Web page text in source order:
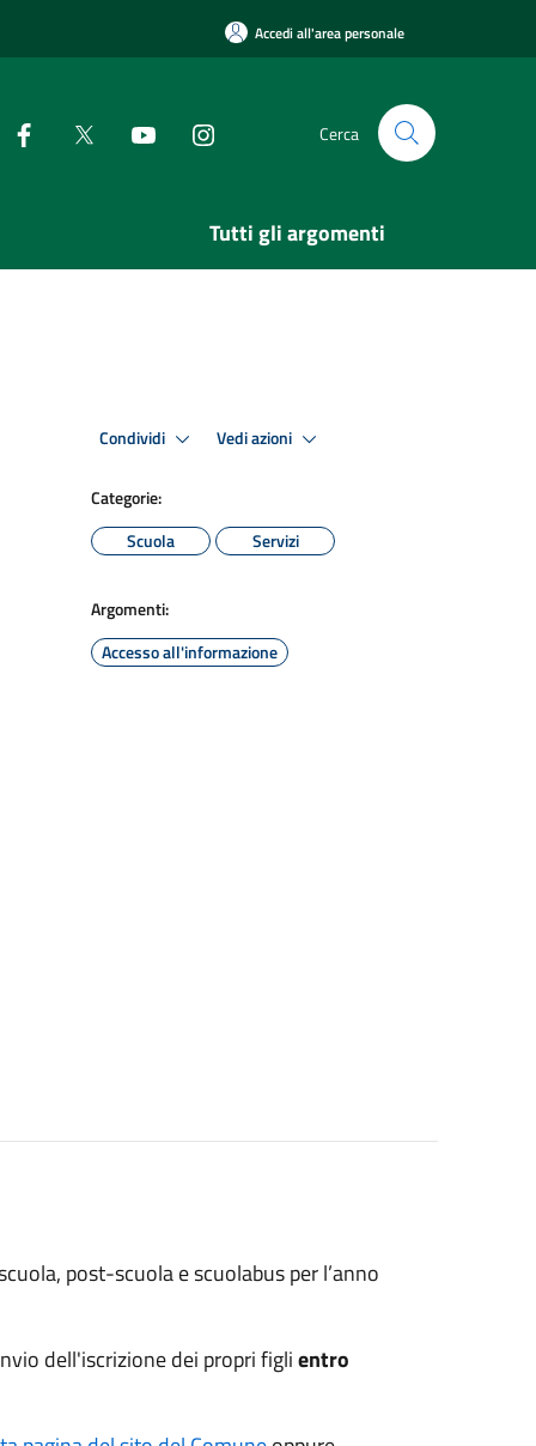
Accedi all'area personale
Cerca
Tutti gli argomenti
Condividi Vedi azioni
Categorie:
Scuola
Servizi
Argomenti:
Accesso all'informazione
post-scuola e scuolabus per l’anno
dell'iscrizione dei propri figlientro